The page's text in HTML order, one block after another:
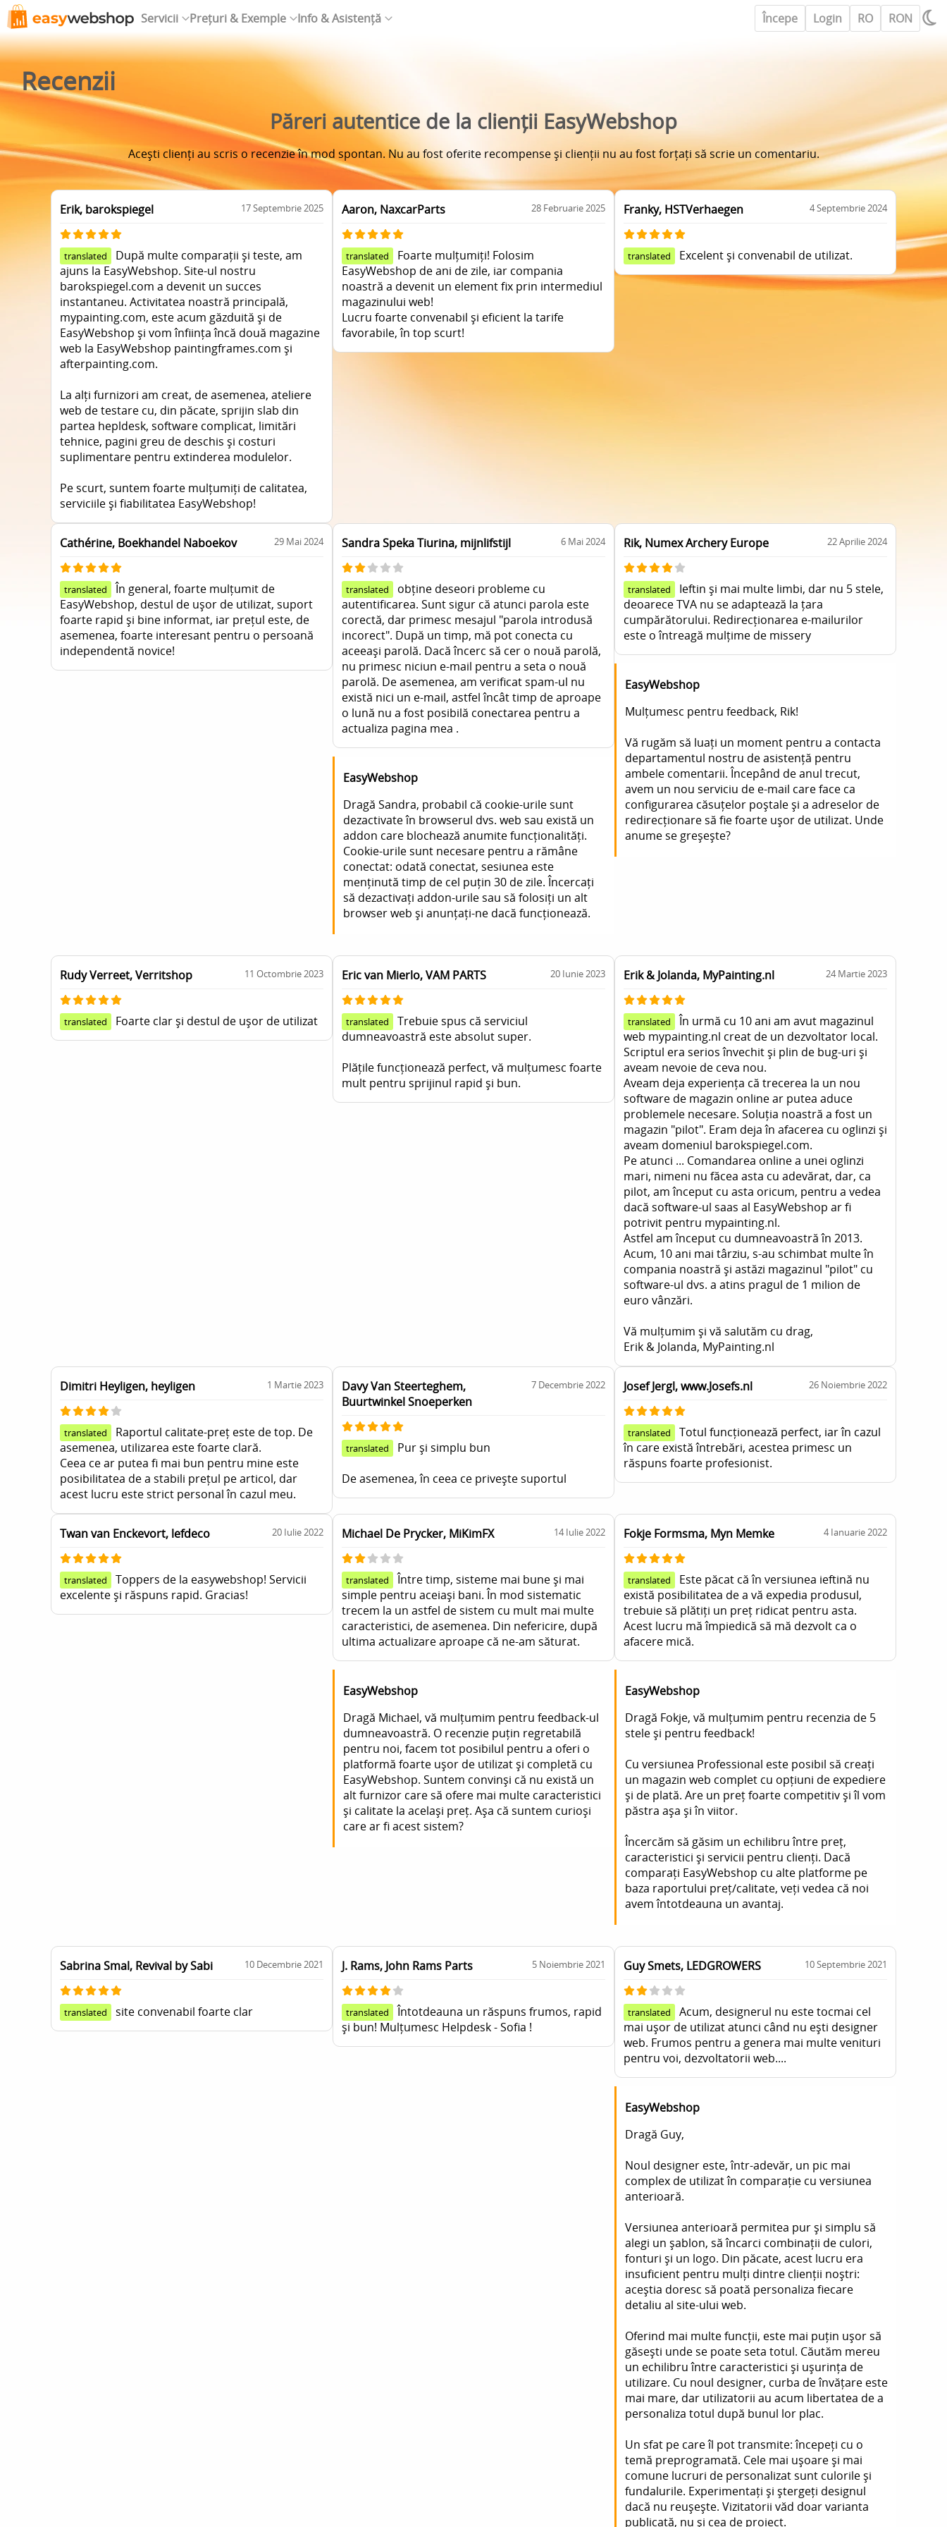
Servicii Prețuri & Exemple Info & Asistență Începe Login RO RON
Recenzii
Păreri autentice de la clienții EasyWebshop
Acești clienți au scris o recenzie în mod spontan. Nu au fost oferite recompense și clienții nu au fost forțați să scrie un comentariu.
Erik, barokspiegel 17 Septembrie 2025
translated
După multe comparații și teste, am
ajuns la EasyWebshop. Site-ul nostru
barokspiegel.com a devenit un succes
instantaneu. Activitatea noastră principală,
mypainting.com, este acum găzduită și de
EasyWebshop și vom înființa încă două magazine
web la EasyWebshop paintingframes.com și
afterpainting.com.
La alți furnizori am creat, de asemenea, ateliere
web de testare cu, din păcate, sprijin slab din
partea hepldesk, software complicat, limitări
tehnice, pagini greu de deschis și costuri
suplimentare pentru extinderea modulelor.
Pe scurt, suntem foarte mulțumiți de calitatea,
serviciile și fiabilitatea EasyWebshop!
Aaron, NaxcarParts 28 Februarie 2025
translated
Foarte mulțumiți! Folosim
EasyWebshop de ani de zile, iar compania
noastră a devenit un element fix prin intermediul
magazinului web!
Lucru foarte convenabil și eficient la tarife
favorabile, în top scurt!
Franky, HSTVerhaegen 4 Septembrie 2024
translated Excelent și convenabil de utilizat.
Cathérine, Boekhandel Naboekov 29 Mai 2024
translated
În general, foarte mulțumit de
EasyWebshop, destul de ușor de utilizat, suport
foarte rapid și bine informat, iar prețul este, de
asemenea, foarte interesant pentru o persoană
independentă novice!
Sandra Speka Tiurina, mijnlifstijl 6 Mai 2024
translated
obține deseori probleme cu
autentificarea. Sunt sigur că atunci parola este
corectă, dar primesc mesajul "parola introdusă
incorect". După un timp, mă pot conecta cu
aceeași parolă. Dacă încerc să cer o nouă parolă,
nu primesc niciun e-mail pentru a seta o nouă
parolă. De asemenea, am verificat spam-ul nu
există nici un e-mail, astfel încât timp de aproape
o lună nu a fost posibilă conectarea pentru a
actualiza pagina mea .
EasyWebshop
Dragă Sandra, probabil că cookie-urile sunt
dezactivate în browserul dvs. web sau există un
addon care blochează anumite funcționalități.
Cookie-urile sunt necesare pentru a rămâne
conectat: odată conectat, sesiunea este
menținută timp de cel puțin 30 de zile. Încercați
să dezactivați addon-urile sau să folosiți un alt
browser web și anunțați-ne dacă funcționează.
Rik, Numex Archery Europe 22 Aprilie 2024
translated
Ieftin și mai multe limbi, dar nu 5 stele,
deoarece TVA nu se adaptează la țara
cumpărătorului. Redirecționarea e-mailurilor
este o întreagă mulțime de missery
EasyWebshop
Mulțumesc pentru feedback, Rik!
Vă rugăm să luați un moment pentru a contacta
departamentul nostru de asistență pentru
ambele comentarii. Începând de anul trecut,
avem un nou serviciu de e-mail care face ca
configurarea căsuțelor poștale și a adreselor de
redirecționare să fie foarte ușor de utilizat. Unde
anume se greșește?
Rudy Verreet, Verritshop 11 Octombrie 2023
translated Foarte clar și destul de ușor de utilizat
Eric van Mierlo, VAM PARTS 20 Iunie 2023
translated
Trebuie spus că serviciul
dumneavoastră este absolut super.
Plățile funcționează perfect, vă mulțumesc foarte
mult pentru sprijinul rapid și bun.
Erik & Jolanda, MyPainting.nl 24 Martie 2023
translated
În urmă cu 10 ani am avut magazinul
web mypainting.nl creat de un dezvoltator local.
Scriptul era serios învechit și plin de bug-uri și
aveam nevoie de ceva nou.
Aveam deja experiența că trecerea la un nou
software de magazin online ar putea aduce
problemele necesare. Soluția noastră a fost un
magazin "pilot". Eram deja în afacerea cu oglinzi și
aveam domeniul barokspiegel.com.
Pe atunci ... Comandarea online a unei oglinzi
mari, nimeni nu făcea asta cu adevărat, dar, ca
pilot, am început cu asta oricum, pentru a vedea
dacă software-ul saas al EasyWebshop ar fi
potrivit pentru mypainting.nl.
Astfel am început cu dumneavoastră în 2013.
Acum, 10 ani mai târziu, s-au schimbat multe în
compania noastră și astăzi magazinul "pilot" cu
software-ul dvs. a atins pragul de 1 milion de
euro vânzări.
Vă mulțumim și vă salutăm cu drag,
Erik & Jolanda, MyPainting.nl
Dimitri Heyligen, heyligen 1 Martie 2023
translated
Raportul calitate-preț este de top. De
asemenea, utilizarea este foarte clară.
Ceea ce ar putea fi mai bun pentru mine este
posibilitatea de a stabili prețul pe articol, dar
acest lucru este strict personal în cazul meu.
Davy Van Steerteghem,
Buurtwinkel Snoeperken
7 Decembrie 2022
translated
Pur și simplu bun
De asemenea, în ceea ce privește suportul
Josef Jergl, www.Josefs.nl 26 Noiembrie 2022
translated
Totul funcționează perfect, iar în cazul
în care există întrebări, acestea primesc un
răspuns foarte profesionist.
Twan van Enckevort, lefdeco 20 Iulie 2022
translated
Toppers de la easywebshop! Servicii
excelente și răspuns rapid. Gracias!
Michael De Prycker, MiKimFX 14 Iulie 2022
translated
Între timp, sisteme mai bune și mai
simple pentru aceiași bani. În mod sistematic
trecem la un astfel de sistem cu mult mai multe
caracteristici, de asemenea. Din nefericire, după
ultima actualizare aproape că ne-am săturat.
EasyWebshop
Dragă Michael, vă mulțumim pentru feedback-ul
dumneavoastră. O recenzie puțin regretabilă
pentru noi, facem tot posibilul pentru a oferi o
platformă foarte ușor de utilizat și completă cu
EasyWebshop. Suntem convinși că nu există un
alt furnizor care să ofere mai multe caracteristici
și calitate la același preț. Așa că suntem curioși
care ar fi acest sistem?
Fokje Formsma, Myn Memke 4 Ianuarie 2022
translated
Este păcat că în versiunea ieftină nu
există posibilitatea de a vă expedia produsul,
trebuie să plătiți un preț ridicat pentru asta.
Acest lucru mă împiedică să mă dezvolt ca o
afacere mică.
EasyWebshop
Dragă Fokje, vă mulțumim pentru recenzia de 5
stele și pentru feedback!
Cu versiunea Professional este posibil să creați
un magazin web complet cu opțiuni de expediere
și de plată. Are un preț foarte competitiv și îl vom
păstra așa și în viitor.
Încercăm să găsim un echilibru între preț,
caracteristici și servicii pentru clienți. Dacă
comparați EasyWebshop cu alte platforme pe
baza raportului preț/calitate, veți vedea că noi
avem întotdeauna un avantaj.
Sabrina Smal, Revival by Sabi 10 Decembrie 2021
translated site convenabil foarte clar
J. Rams, John Rams Parts 5 Noiembrie 2021
translated
Întotdeauna un răspuns frumos, rapid
și bun! Mulțumesc Helpdesk - Sofia !
Guy Smets, LEDGROWERS 10 Septembrie 2021
translated
Acum, designerul nu este tocmai cel
mai ușor de utilizat atunci când nu ești designer
web. Frumos pentru a genera mai multe venituri
pentru voi, dezvoltatorii web....
EasyWebshop
Dragă Guy,
Noul designer este, într-adevăr, un pic mai
complex de utilizat în comparație cu versiunea
anterioară.
Versiunea anterioară permitea pur și simplu să
alegi un șablon, să încarci combinații de culori,
fonturi și un logo. Din păcate, acest lucru era
insuficient pentru mulți dintre clienții noștri:
aceștia doresc să poată personaliza fiecare
detaliu al site-ului web.
Oferind mai multe funcții, este mai puțin ușor să
găsești unde se poate seta totul. Căutăm mereu
un echilibru între caracteristici și ușurința de
utilizare. Cu noul designer, curba de învățare este
mai mare, dar utilizatorii au acum libertatea de a
personaliza totul după bunul lor plac.
Un sfat pe care îl pot transmite: începeți cu o
temă preprogramată. Cele mai ușoare și mai
comune lucruri de personalizat sunt culorile și
fundalurile. Experimentați și ștergeți designul
dacă nu reușește. Vizitatorii văd doar varianta
publicată, nu și cea de proiect.